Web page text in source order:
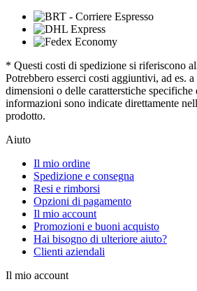
* Questi costi di spedizione si riferiscono
Potrebbero esserci costi aggiuntivi, ad es.
dimensioni o delle caratterstiche
informazioni sono indicate direttamente
prodotto.
Aiuto
Il mio ordine
Spedizione e consegna
Resi e rimborsi
Opzioni di pagamento
Il mio account
Promozioni e buoni acquisto
Hai bisogno di ulteriore aiuto?
Clienti aziendali
Il mio account